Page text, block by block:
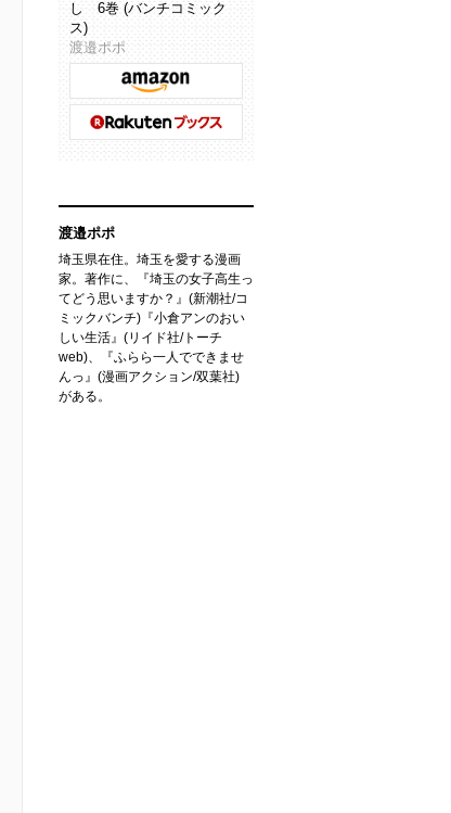
し 6巻 (バンチコミック
ス)
渡邉ポポ
渡邉ポポ
埼玉県在住。埼玉を愛する漫画
家。著作に、『埼玉の女子高生っ
てどう思いますか？』(新潮社/コ
ミックバンチ)『小倉アンのおい
しい生活』(リイド社/トーチ
web)、『ふらら一人でできませ
んっ』(漫画アクション/双葉社)
がある。